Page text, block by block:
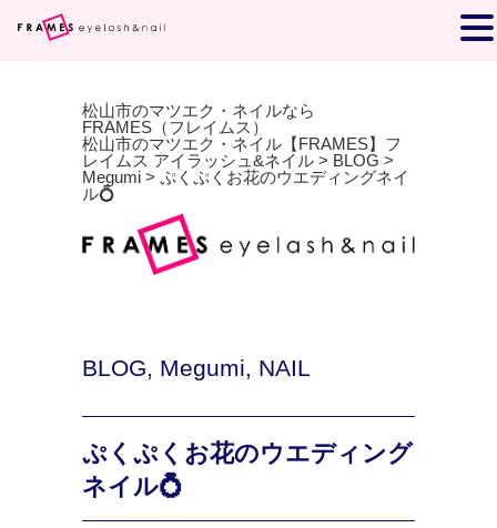
松山市のマツエク・ネイルなら
FRAMES（フレイムス）
松山市のマツエク・ネイル【FRAMES】フ
レイムス アイラッシュ&ネイル > BLOG >
Megumi > ぷくぷくお花のウエディングネイ
ル💍
BLOG, Megumi, NAIL
ぷくぷくお花のウエディング
ネイル💍